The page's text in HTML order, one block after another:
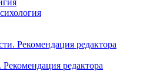
Рекомендация редактора
редактора